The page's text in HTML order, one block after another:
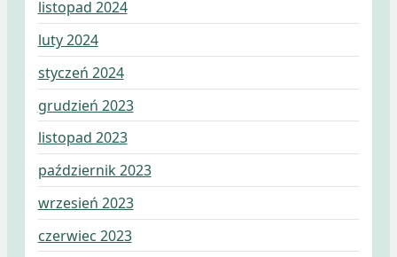
listopad 2024
luty 2024
styczeń 2024
grudzień 2023
listopad 2023
październik 2023
wrzesień 2023
czerwiec 2023